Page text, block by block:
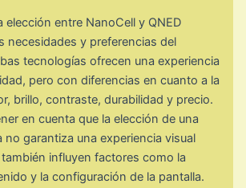
elección entre NanoCell y QNED
necesidades y preferencias del
tecnologías ofrecen una experiencia
pero con diferencias en cuanto a la
brillo, contraste, durabilidad y precio.
en cuenta que la elección de una
no garantiza una experiencia visual
influyen factores como la
y la configuración de la pantalla.